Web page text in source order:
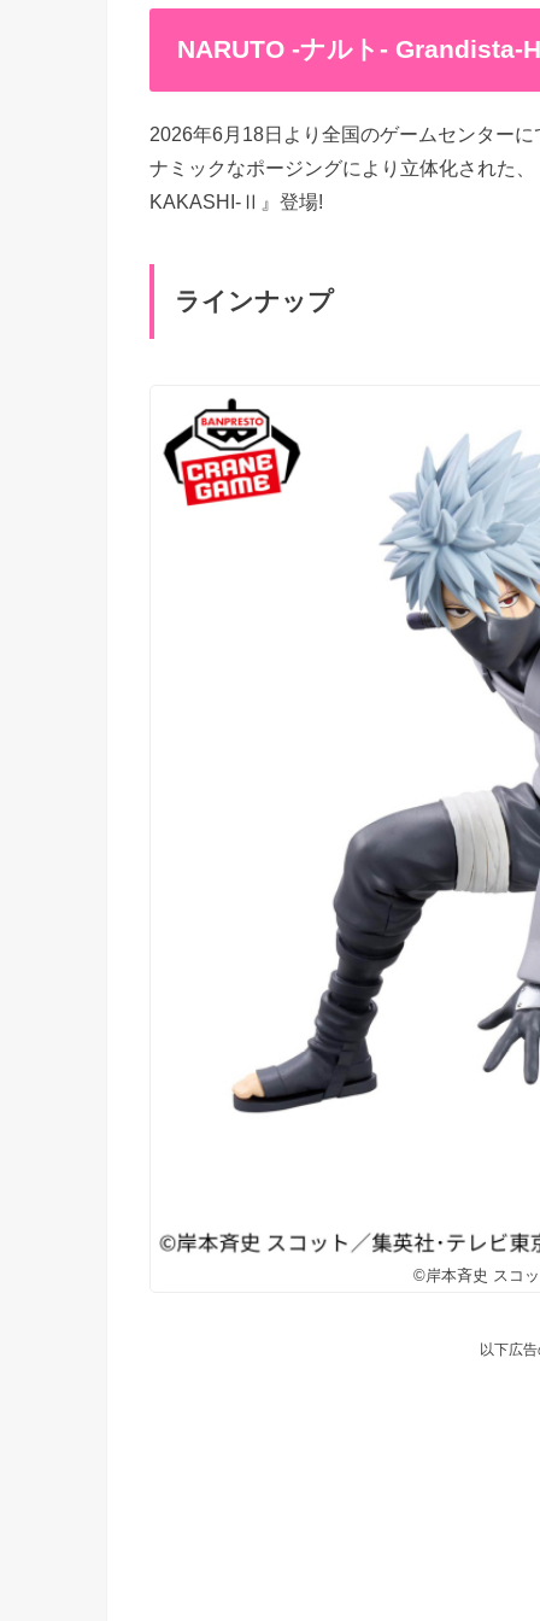
NARUTO -ナルト- Grandista-
2026年6月18日より全国のゲームセンター
ナミックなポージングにより立体化された
KAKASHI-Ⅱ』登場!
ラインナップ
©岸本斉史 スコ
以下広